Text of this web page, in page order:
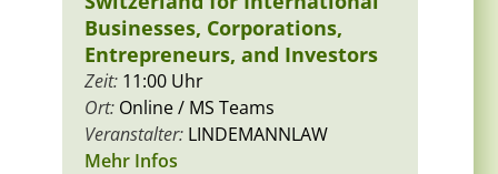
Businesses, Corporations,
Entrepreneurs, and Investors
Zeit: 11:00 Uhr
Ort: Online / MS Teams
Veranstalter: LINDEMANNLAW
Mehr Infos